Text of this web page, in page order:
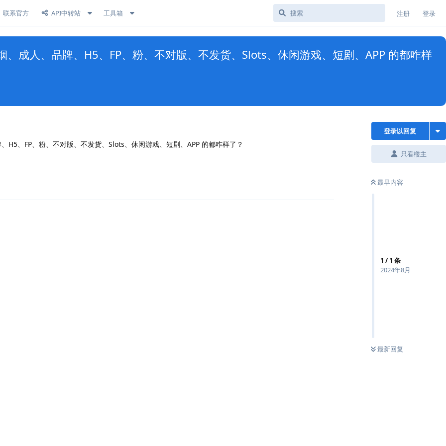
联系官方 API中转站 工具箱 注册 登录
成人、品牌、H5、FP、粉、不对版、不发货、Slots、休闲游戏、短剧、APP 的都咋样
登录以回复
只看楼主
最早内容
1 /1 条
2024年8月
最新回复
H5、FP、粉、不对版、不发货、Slots、休闲游戏、短剧、APP 的都咋样了？